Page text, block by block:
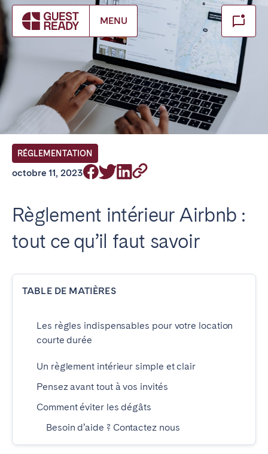
MENU
Make booking
RÉGLEMENTATION
octobre 11, 2023
Règlement intérieur Airbnb :
tout ce qu’il faut savoir
TABLE DE MATIÈRES
Les règles indispensables pour votre location
courte durée
Un règlement intérieur simple et clair
Pensez avant tout à vos invités
Comment éviter les dégâts
Besoin d’aide ? Contactez nous
Fermer
FR Select service of interest
Trouvez votre emplacement
ANGLETERRE
Londres
ÉMIRATS ARABES UNIS
Barcelone
Madrid
Saint-Sébastien
FRANCE
Bassin d’Arcachon
Bordeaux
Lille
Lyon
Nice